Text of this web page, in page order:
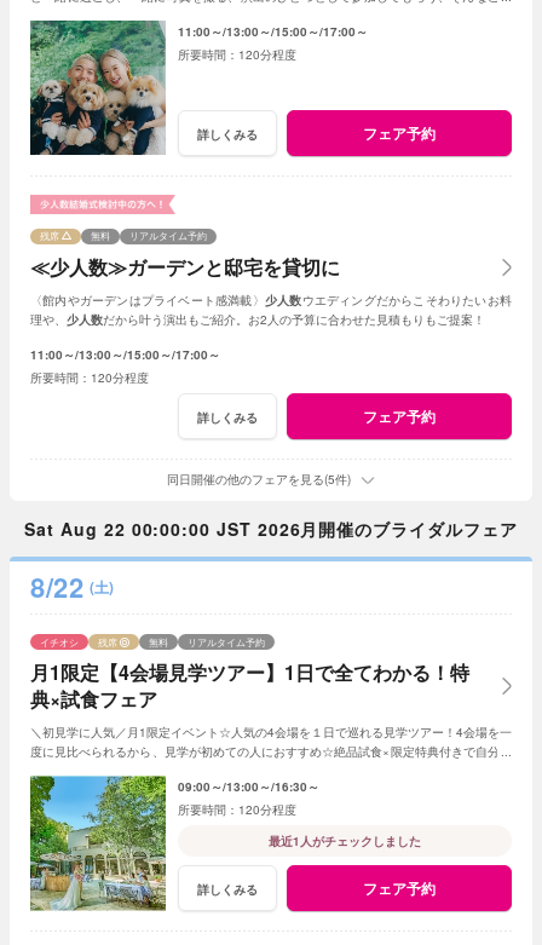
11:00～ 13:00～ 15:00～ 17:00～
120分程度
詳しくみる フェア予約
≪少人数≫ガーデンと邸宅を貸切に
残席 無料 リアルタイム予約
〈館内やガーデンはプライベート感満載〉 少人数ウエディングだからこそわりたいお料
理や、 少人数だから叶う演出もご紹介。お2人の予算に合わせた見積もりもご提案！
11:00～ 13:00～ 15:00～ 17:00～
120分程度
詳しくみる フェア予約
同日開催の他のフェアを見る(5件)
Sat Aug 22 00:00:00 JST 2026月開催のブライダルフェア
8/22 (土)
月1限定【4会場見学ツアー】1日で全てわかる！特
典×試食フェア
イチオシ 残席 無料 リアルタイム予約
＼初見学に人気／月1限定イベント☆人気の4会場を１日で巡れる見学ツアー！4会場を一
度に見比べられるから、見学が初めての人におすすめ☆絶品試食×限定特典付きで自分達
09:00～ 13:00～ 16:30～
120分程度
最近1人がチェックしました
詳しくみる フェア予約